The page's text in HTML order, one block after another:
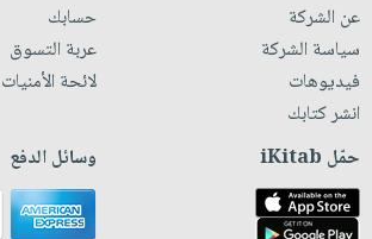
عن الشركة
سياسة الشركة
فيديوهات
انشر كتابك
حسابك
عربة التسوق
لائحة الأمنيات
حمّل iKitab وسائل الدفع